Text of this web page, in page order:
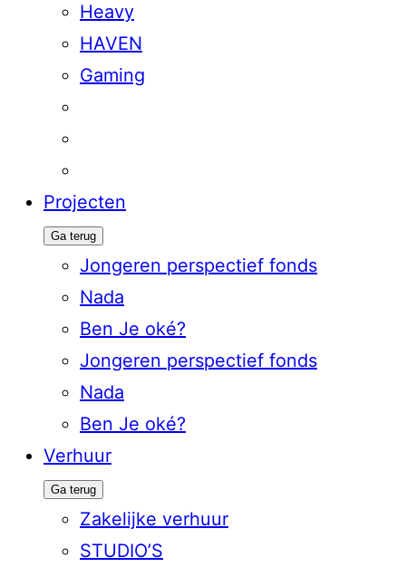
Heavy
HAVEN
Gaming
Projecten
Ga terug
Jongeren perspectief fonds
Nada
Ben Je oké?
Jongeren perspectief fonds
Nada
Ben Je oké?
Verhuur
Ga terug
Zakelijke verhuur
STUDIO’S